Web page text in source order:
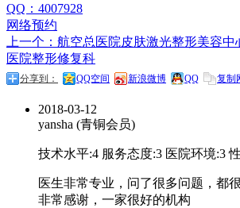
QQ：4007928
网络预约
上一个：航空总医院皮肤激光整形美容中
医院整形修复科
分享到： QQ空间 新浪微博 QQ 复制
2018-03-12
yansha (青铜会员)
技术水平:4 服务态度:3 医院环境:3
医生非常专业，问了很多问题，都
非常感谢，一家很好的机构